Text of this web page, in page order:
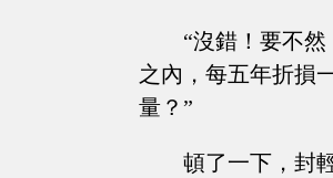
“沒錯！要不
之內，每五年折損
量？”
頓了一下，封